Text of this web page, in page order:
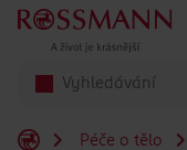
Přeskočit na hlavmní
Péče o tělo